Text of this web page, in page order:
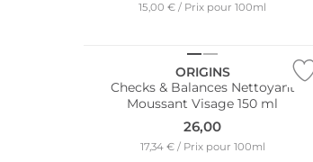
15,00 € / Prix pour 100ml
ORIGINS
Checks & Balances Nettoyant
Moussant Visage 150 ml
26,00
17,34 € / Prix pour 100ml